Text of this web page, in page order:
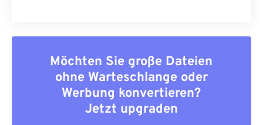
Möchten Sie große Dateien
ohne Warteschlange oder
Werbung konvertieren?
Jetzt upgraden